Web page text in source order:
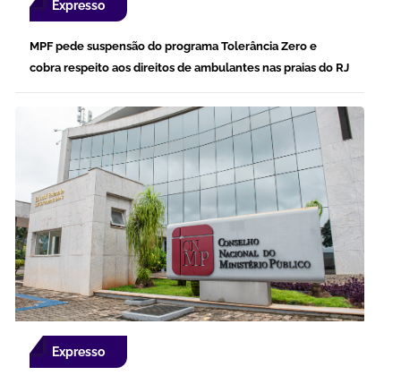
Expresso
MPF pede suspensão do programa Tolerância Zero e
cobra respeito aos direitos de ambulantes nas praias do RJ
Expresso